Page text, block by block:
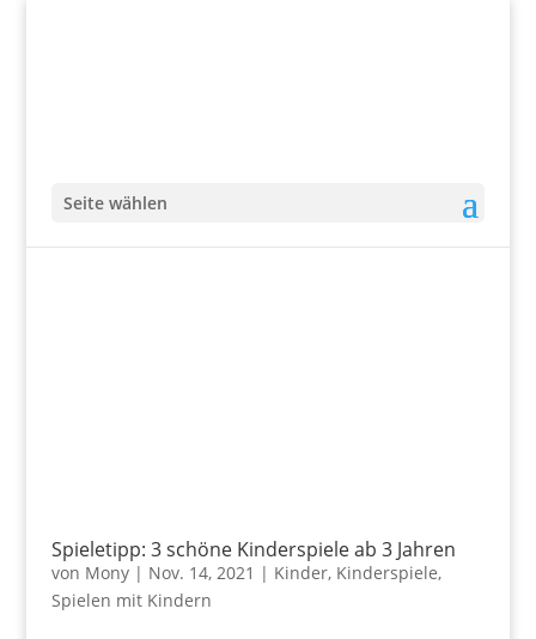
Seite wählen
Spieletipp: 3 schöne Kinderspiele ab 3 Jahren
von Mony| Nov. 14, 2021 | Kinder, Kinderspiele,
Spielen mit Kindern